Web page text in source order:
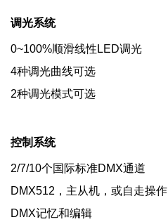
调光系统
0~100%顺滑线性LED调光
4种调光曲线可选
2种调光模式可选
控制系统
2/7/10个国际标准DMX通道
DMX512，主从机，或自走操作
DMX记忆和编辑